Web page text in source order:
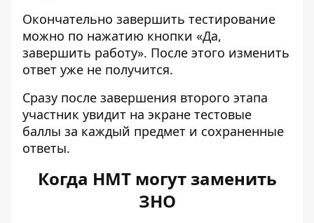
Окончательно завершить тестирование
можно по нажатию кнопки «Да,
завершить работу». После этого изменить
ответ уже не получится.
Сразу после завершения второго этапа
участник увидит на экране тестовые
баллы за каждый предмет и сохраненные
ответы.
Когда НМТ могут заменить
ЗНО